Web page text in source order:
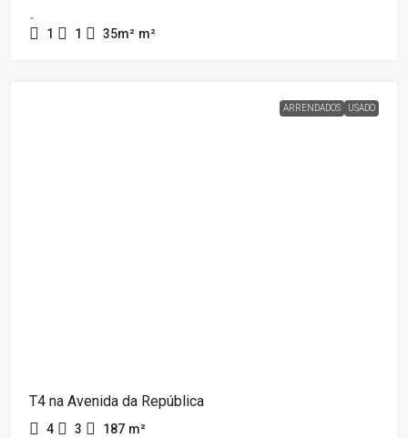
-
1 1 35m² m²
ARRENDADOS USADO
T4 na Avenida da República
4 3 187 m²